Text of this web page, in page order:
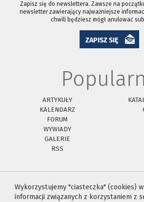
Zapisz się do newslettera. Zawsze na
newsletter zawierający najważniejsze
chwili będziesz mógł anulować
ZAPISZ SIĘ
ARTYKUŁY
KALENDARZ
FORUM
WYWIADY
GALERIE
RSS
Wykorzystujemy "ciasteczka" (cookies)
informacji związanych z korzystaniem z